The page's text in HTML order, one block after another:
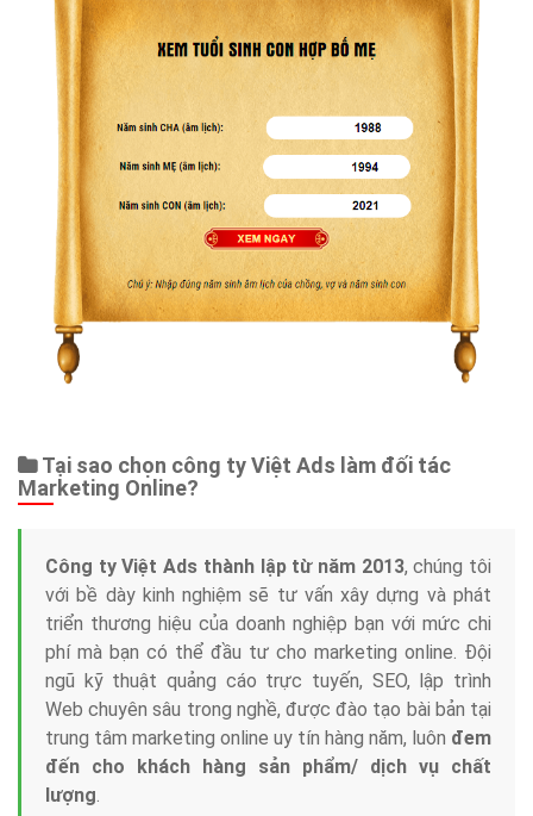
Tại sao chọn công ty Việt Ads làm đối tác
Marketing Online?
Công ty Việt Ads thành lập từ năm 2013, chúng tôi
với bề dày kinh nghiệm sẽ tư vấn xây dựng và phát
triển thương hiệu của doanh nghiệp bạn với mức chi
phí mà bạn có thể đầu tư cho marketing online. Đội
ngũ kỹ thuật quảng cáo trực tuyến, SEO, lập trình
Web chuyên sâu trong nghề, được đào tạo bài bản tại
trung tâm marketing online uy tín hàng năm, luôn đem
đến cho khách hàng sản phẩm/ dịch vụ chất
lượng.